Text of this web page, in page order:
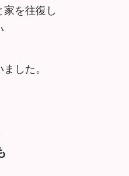
を往復し
した。